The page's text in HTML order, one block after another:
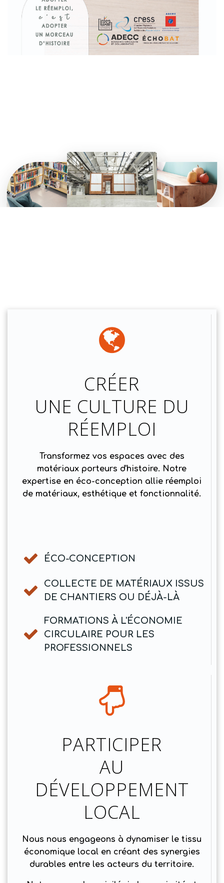
CRÉER
UNE CULTURE DU
RÉEMPLOI
Transformez vos espaces avec des
matériaux porteurs d'histoire. Notre
expertise en éco-conception allie réemploi
de matériaux, esthétique et fonctionnalité.
ÉCO-CONCEPTION
COLLECTE DE MATÉRIAUX ISSUS
DE CHANTIERS OU DÉJÀ-LÀ
FORMATIONS À L'ÉCONOMIE
CIRCULAIRE POUR LES
PROFESSIONNELS
PARTICIPER
AU
DÉVELOPPEMENT
LOCAL
Nous nous engageons à dynamiser le tissu
économique local en créant des synergies
durables entre les acteurs du territoire.